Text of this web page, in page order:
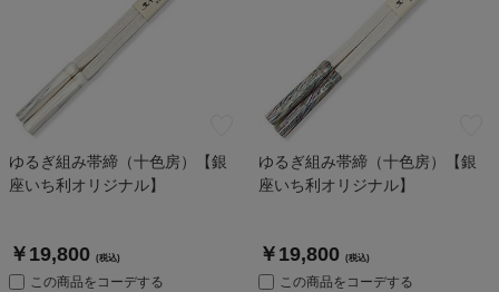
ゆるぎ組み帯締（十色房）【銀
座いち利オリジナル】
￥19,800 (税込)
この商品をコーデする
ゆるぎ組み帯締（十色房）【銀
座いち利オリジナル】
￥19,800 (税込)
この商品をコーデする